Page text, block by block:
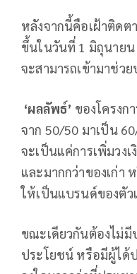
หลังจากนี้คือเฝ้าติดต
ขึ้นในวันที่ 1 มิถุนายน
จะสามารถเข้ามาช่ว
‘ผลลัพธ์’ ของโครงก
จาก 50/50 มาเป็น
จะเป็นแค่การเพิ่มวง
และมากกว่าของเก่า
ให้เป็นแบรนด์ของตัว
ขณะเดียวกันต้องไม่มี
ประโยชน์ หรือมีผู้ได้